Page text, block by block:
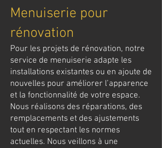
Menuiserie pour
rénovation
Pour les projets de rénovation, notre
service de menuiserie adapte les
installations existantes ou en ajoute de
nouvelles pour améliorer l’apparence
et la fonctionnalité de votre espace.
Nous réalisons des réparations, des
remplacements et des ajustements
tout en respectant les normes
actuelles. Nous veillons à une